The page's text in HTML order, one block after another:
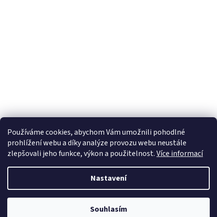
Používáme cookies, abychom Vám umožnili pohodlné
prohlížení webu a díky analýze provozu webu neustále
zlepšovali jeho funkce, výkon a použitelnost.Více informací
Nastavení
Souhlasím